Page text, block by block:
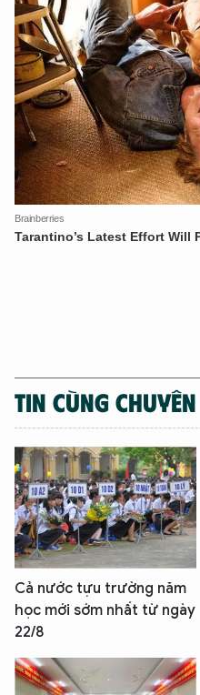
TIN CÙNG
Cả nước tựu trường năm
học mới sớm nhất từ ngày
22/8